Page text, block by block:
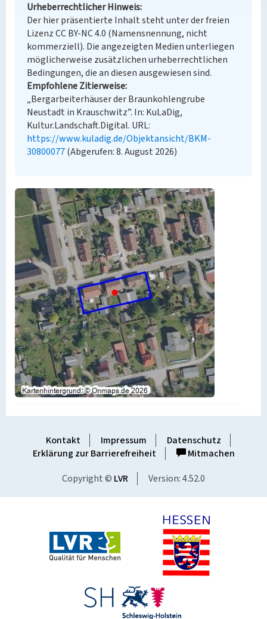
Urheberrechtlicher Hinweis
Der hier präsentierte Inhalt steht unter der freien
Lizenz CC BY-NC 4.0 (Namensnennung, nicht
kommerziell). Die angezeigten Medien unterliegen
möglicherweise zusätzlichen urheberrechtlichen
Bedingungen, die an diesen ausgewiesen sind.
Empfohlene Zitierweise
„Bergarbeiterhäuser der Braunkohlengrube
Neustadt in Krauschwitz”. In: KuLaDig,
Kultur.Landschaft.Digital. URL:
https://www.kuladig.de/Objektansicht/BKM-
30800077(Abgerufen: 8. August 2026)
Kontakt Impressum
Datenschutz
Erklärung zur Barrierefreiheit
Mitmachen
Copyright © LVR Version: 4.52.0